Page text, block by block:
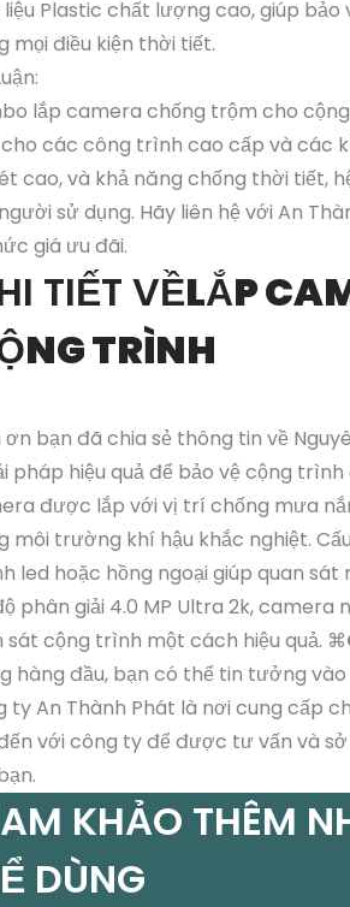
Plastic chất lượng cao, giúp
mọi điều kiện thời tiết.
lắp camera chống trộm cho
các công trình cao cấp và các
cao, và khả năng chống thời tiết,
sử dụng. Hãy liên hệ với An
giá ưu đãi.
TIẾT VỀLẮP
TRÌNH
ơn bạn đã chia sẻ thông tin về
pháp hiệu quả để bảo vệ cộng
được lắp với vị trí chống mưa
môi trường khí hậu khắc nghiệt.
led hoặc hồng ngoại giúp quan
phân giải 4.0 MP Ultra 2k,
sát cộng trình một cách hiệu quả. ⌘
hàng đầu, bạn có thể tin tưởng
ty An Thành Phát là nơi cung cấp
với công ty để được tư vấn và
KHẢO THÊM
DÙNG